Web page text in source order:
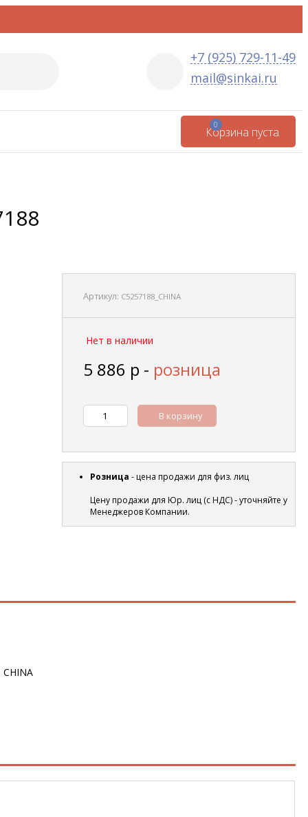
+7 (925) 729-11-49
mail@sinkai.ru
Корзина пуста
0
Артикул: С5257188_CHINA
Нет в наличии
5 886 р - розница
В корзину
Розница - цена продажи для физ. лиц
Цену продажи для Юр. лиц (с НДС) - уточняйте у
Менеджеров Компании.
CHINA